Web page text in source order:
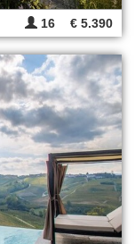
16 € 5.390